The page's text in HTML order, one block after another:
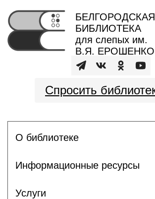
БЕЛГОРОДСКАЯ
БИБЛИОТЕКА
для слепых им.
В.Я. ЕРОШЕНКО
Спросить
О библиотеке
Информационные ресурсы
Услуги